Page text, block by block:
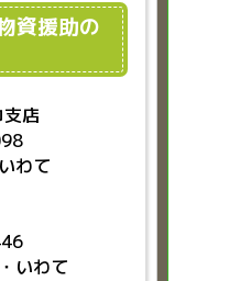
資援助の
支店
わて
いわて